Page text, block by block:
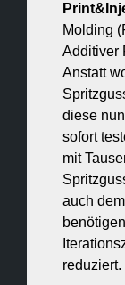
Molding
Additiver
Anstatt
diese
sofort
mit
auch
reduziert.